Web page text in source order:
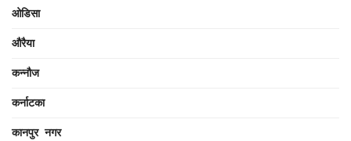
ओडिसा
औरैया
कन्नौज
कर्नाटका
कानपुर नगर